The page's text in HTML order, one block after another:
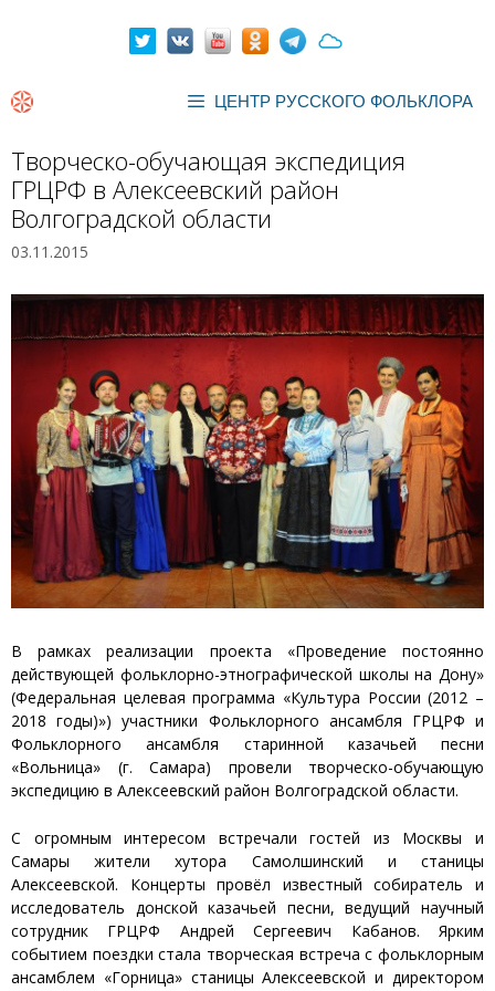
ЦЕНТР РУССКОГО ФОЛЬКЛОРА
Творческо-обучающая экспедиция
ГРЦРФ в Алексеевский район
Волгоградской области
03.11.2015
В рамках реализации проекта «Проведение постоянно
действующей фольклорно-этнографической школы на Дону»
(Федеральная целевая программа «Культура России (2012 –
2018 годы)») участники Фольклорного ансамбля ГРЦРФ и
Фольклорного ансамбля старинной казачьей песни
«Вольница» (г. Самара) провели творческо-обучающую
экспедицию в Алексеевский район Волгоградской области.
С огромным интересом встречали гостей из Москвы и
Самары жители хутора Самолшинский и станицы
Алексеевской. Концерты провёл известный собиратель и
исследователь донской казачьей песни, ведущий научный
сотрудник ГРЦРФ Андрей Сергеевич Кабанов. Ярким
событием поездки стала творческая встреча с фольклорным
ансамблем «Горница» станицы Алексеевской и директором